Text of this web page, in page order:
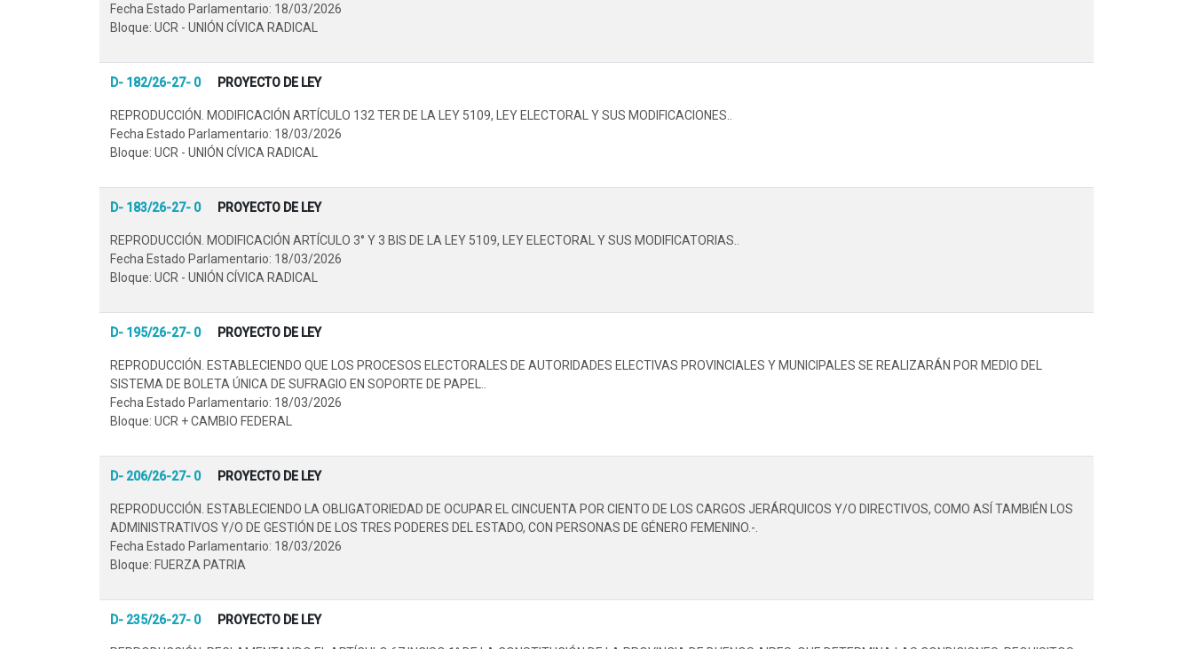
Fecha Estado Parlamentario: 18/03/2026
Bloque: UCR - UNIÓN CÍVICA RADICAL
D- 182/26-27- 0 PROYECTO DE LEY
REPRODUCCIÓN. MODIFICACIÓN ARTÍCULO 132 TER DE LA LEY 5109, LEY ELECTORAL Y SUS MODIFICACIONES..
Fecha Estado Parlamentario: 18/03/2026
Bloque: UCR - UNIÓN CÍVICA RADICAL
D- 183/26-27- 0 PROYECTO DE LEY
REPRODUCCIÓN. MODIFICACIÓN ARTÍCULO 3° Y 3 BIS DE LA LEY 5109, LEY ELECTORAL Y SUS MODIFICATORIAS..
Fecha Estado Parlamentario: 18/03/2026
Bloque: UCR - UNIÓN CÍVICA RADICAL
D- 195/26-27- 0 PROYECTO DE LEY
REPRODUCCIÓN. ESTABLECIENDO QUE LOS PROCESOS ELECTORALES DE AUTORIDADES ELECTIVAS PROVINCIALES Y MUNICIPALES SE REALIZARÁN POR MEDIO DEL
SISTEMA DE BOLETA ÚNICA DE SUFRAGIO EN SOPORTE DE PAPEL..
Fecha Estado Parlamentario: 18/03/2026
Bloque: UCR + CAMBIO FEDERAL
D- 206/26-27- 0 PROYECTO DE LEY
REPRODUCCIÓN. ESTABLECIENDO LA OBLIGATORIEDAD DE OCUPAR EL CINCUENTA POR CIENTO DE LOS CARGOS JERÁRQUICOS Y/O DIRECTIVOS, COMO ASÍ TAMBIÉN LOS
ADMINISTRATIVOS Y/O DE GESTIÓN DE LOS TRES PODERES DEL ESTADO, CON PERSONAS DE GÉNERO FEMENINO.-.
Fecha Estado Parlamentario: 18/03/2026
Bloque: FUERZA PATRIA
D- 235/26-27- 0 PROYECTO DE LEY